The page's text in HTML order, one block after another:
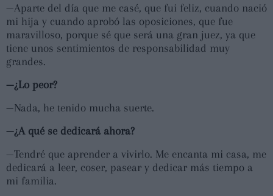
—Aparte del día que me casé, que fui feliz, cuando nació
mi hija y cuando aprobó las oposiciones, que fue
maravilloso, porque sé que será una gran juez, ya que
tiene unos sentimientos de responsabilidad muy
grandes.
—¿Lo peor?
—Nada, he tenido mucha suerte.
—¿A qué se dedicará ahora?
—Tendré que aprender a vivirlo. Me encanta mi casa, me
dedicará a leer, coser, pasear y dedicar más tiempo a
mi familia.